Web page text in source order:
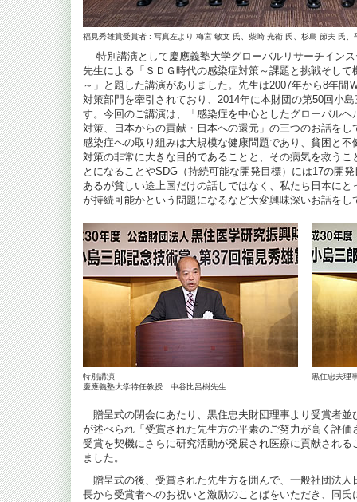
福見秀雄賞受賞者 : 写真左より 梅宮 敏文 氏、柴崎 光衛 氏、杉島 節夫 氏
特別講演として慶應義塾大学グローバルリサーチイン
先生による「ＳＤＧ時代の感染症対策～課題と挑戦そし
～」と題した講演がありました。先生は2007年から8年間
対策部門を牽引されており、2014年に本財団の第50回小
す。今回のご講演は、「感染症を中心としたグローバル
対策、日本からの貢献・日本への還元」の三つのお話を
感染症への取り組みは大規模な健康問題であり、貧困と
対策の非常に大きな目的であることと、その病気を救う
とになることやSDG（持続可能な開発目標）には17の開
あるが貧しい途上国だけの話しではなく、私たち日本に
が持続可能かという問題になるなど大変興味深いお話をし
特別講演
慶應義塾大学特任教授 中谷比呂樹先生
黒住忠夫理
贈呈式の閉会にあたり、黒住忠夫財団理事より受賞者並
が述べられ「受賞された先生方の平素のご努力が高く評
受賞を契機にさらに研究活動が発展され医療に貢献され
ました。
贈呈式の後、受賞された先生方を囲んで、一般社団法人
長から受賞者へのお祝いと激励のことばをいただき、同